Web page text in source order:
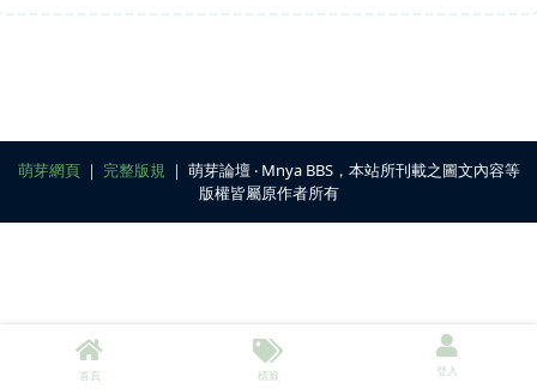
萌芽網頁｜ 完整版規 ｜ 萌芽論壇 ‧ Mnya BBS，本站所刊載之圖文內容等
版權皆屬原作者所有
首頁 標籤 登入